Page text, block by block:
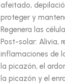
afeitado,
proteger y
Regenera las
Post-solar: Alivia,
inflamaciones de
la picazón, el
la picazón y el